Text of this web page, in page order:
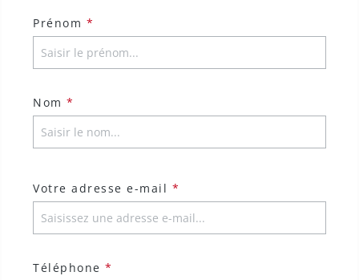
Prénom *
Nom *
Votre adresse e-mail *
Téléphone *